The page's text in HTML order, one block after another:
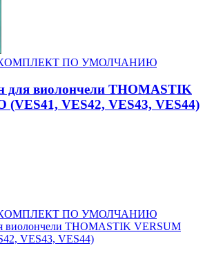
ПО УМОЛЧАНИЮ
для виолончели THOMASTIK
(VES41, VES42, VES43, VES44)
ПО УМОЛЧАНИЮ
виолончели THOMASTIK VERSUM
VES43, VES44)